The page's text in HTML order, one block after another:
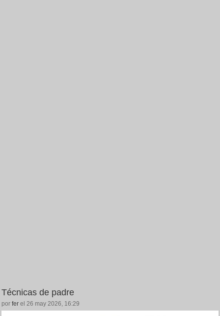
Técnicas de padre
por fer el 26 may 2026, 16:29